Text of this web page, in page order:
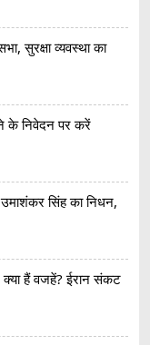
सुरक्षा व्यवस्था का
के निवेदन पर करें
सिंह का निधन,
क्या हैं वजहें? ईरान संकट